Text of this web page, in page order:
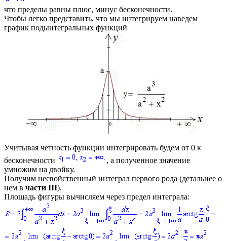
что пределы равны плюс, минус бесконечности.
Чтобы легко представить, что мы интегрируем наведем
график подынтегральных функций
Учитывая четность функции интегрировать будем от 0 к
бесконечности
, а полученное значение
умножим на двойку.
Получим несвойственный интеграл первого рода (детальнее о
нем в части ІІІ).
Площадь фигуры вычисляем через предел интеграла: